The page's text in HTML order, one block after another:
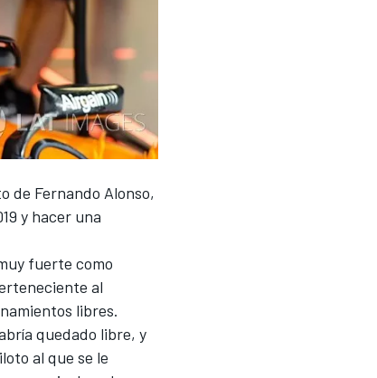
de Fernando Alonso,
y hacer una
fuerte como
al
libres.
quedado libre, y
al que se le